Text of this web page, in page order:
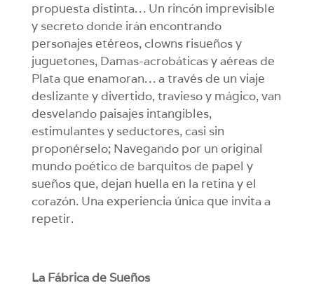
propuesta distinta… Un rincón imprevisible
y secreto donde irán encontrando
personajes etéreos, clowns risueños y
juguetones, Damas-acrobáticas y aéreas de
Plata que enamoran… a través de un viaje
deslizante y divertido, travieso y mágico, van
desvelando paisajes intangibles,
estimulantes y seductores, casi sin
proponérselo; Navegando por un original
mundo poético de barquitos de papel y
sueños que, dejan huella en la retina y el
corazón. Una experiencia única que invita a
repetir.
La Fábrica de Sueños